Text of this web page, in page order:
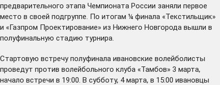
предварительного этапа Чемпионата России заняли первое
место в своей подгруппе. По итогам ¼ финала «Текстильщик»
и «Газпром Проектирование» из Нижнего Новгорода вышли в
полуфинальную стадию турнира.
Стартовую встречу полуфинала ивановские волейболисты
проведут против волейбольного клуба «Тамбов» 3 марта,
начало встречи в 19:00. В субботу, 4 марта, в 15:00 ивановцы